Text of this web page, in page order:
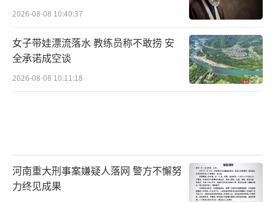
2026-08-08 10:40:37
女子带娃漂流落水 教练员称不敢捞 安
全承诺成空谈
2026-08-08 10:11:18
河南重大刑事案嫌疑人落网 警方不懈努
力终见成果